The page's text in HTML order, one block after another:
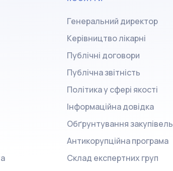
Генеральний директор
Керівництво лікарні
Публічні договори
Публічна звітність
Політика у сфері якості
Інформаційна довідка
Обґрунтування закупівель
Антикорупційна програма
Склад експертних груп